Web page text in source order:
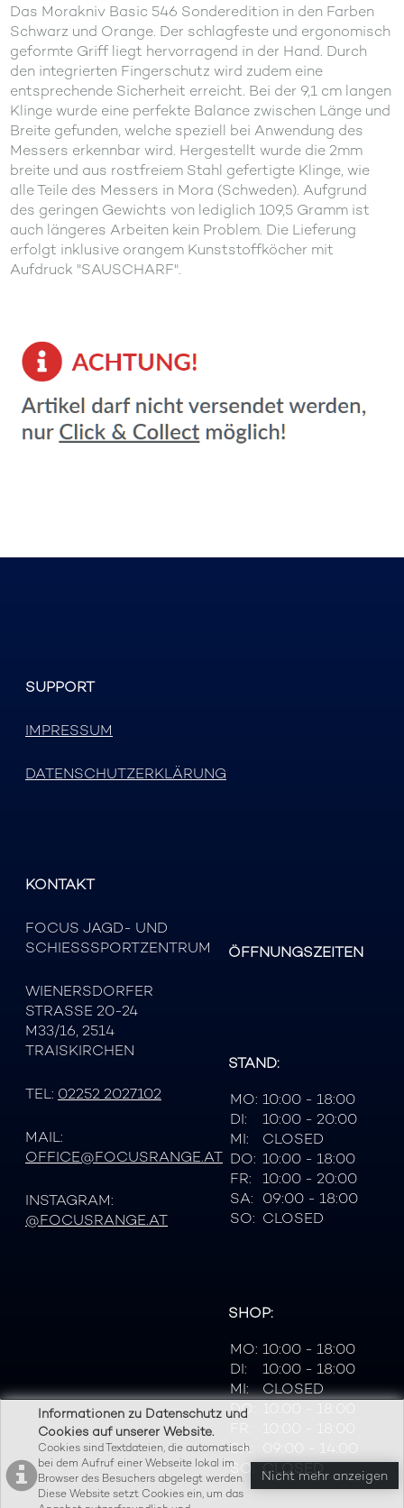
Informationen zu Datenschutz und
Cookies auf unserer Website.
Cookies sind Textdateien, die automatisch
bei dem Aufruf einer Webseite lokal im
Browser des Besuchers abgelegt werden.
Diese Website setzt Cookies ein, um das
Nicht mehr anzeigen
Das Morakniv Basic 546 Sonderedition in den Farben
Schwarz und Orange. Der schlagfeste und ergonomisch
geformte Griff liegt hervorragend in der Hand. Durch
den integrierten Fingerschutz wird zudem eine
entsprechende Sicherheit erreicht. Bei der 9,1 cm langen
Klinge wurde eine perfekte Balance zwischen Länge und
Breite gefunden, welche speziell bei Anwendung des
Messers erkennbar wird. Hergestellt wurde die 2mm
breite und aus rostfreiem Stahl gefertigte Klinge, wie
alle Teile des Messers in Mora (Schweden). Aufgrund
des geringen Gewichts von lediglich 109,5 Gramm ist
auch längeres Arbeiten kein Problem. Die Lieferung
erfolgt inklusive orangem Kunststoffköcher mit
Aufdruck "SAUSCHARF".
SUPPORT
IMPRESSUM
DATENSCHUTZERKLÄRUNG
KONTAKT
FOCUS JAGD- UND
SCHIESSSPORTZENTRUM
WIENERSDORFER
STRASSE 20-24
M33/16, 2514
TRAISKIRCHEN
TEL: 02252 2027102
MAIL:
OFFICE@FOCUSRANGE.AT
INSTAGRAM:
@FOCUSRANGE.AT
ÖFFNUNGSZEITEN
STAND:
MO: 10:00 - 18:00
DI:
10:00 - 20:00
MI:
CLOSED
DO: 10:00 - 18:00
FR:
10:00 - 20:00
SA: 09:00 - 18:00
SO: CLOSED
SHOP:
MO: 10:00 - 18:00
DI:
10:00 - 18:00
MI:
CLOSED
DO:
SA:
09:00 - 14:00
SO: CLOSED